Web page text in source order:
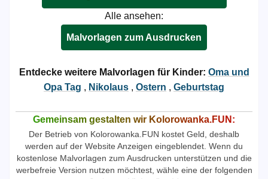
Alle ansehen:
Malvorlagen zum Ausdrucken
Entdecke weitere Malvorlagen für Kinder: Oma und
Opa Tag , Nikolaus , Ostern , Geburtstag
Gemeinsam gestalten wir Kolorowanka.FUN:
Der Betrieb von Kolorowanka.FUN kostet Geld, deshalb
werden auf der Website Anzeigen eingeblendet. Wenn du
kostenlose Malvorlagen zum Ausdrucken unterstützen und die
werbefreie Version nutzen möchtest, wähle eine der folgenden